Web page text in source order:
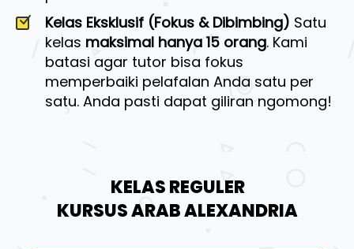
Kelas Eksklusif (Fokus & Dibimbing) Satu
kelas maksimal hanya 15 orang. Kami
batasi agar tutor bisa fokus
memperbaiki pelafalan Anda satu per
satu. Anda pasti dapat giliran ngomong!
KELAS REGULER
KURSUS ARAB ALEXANDRIA